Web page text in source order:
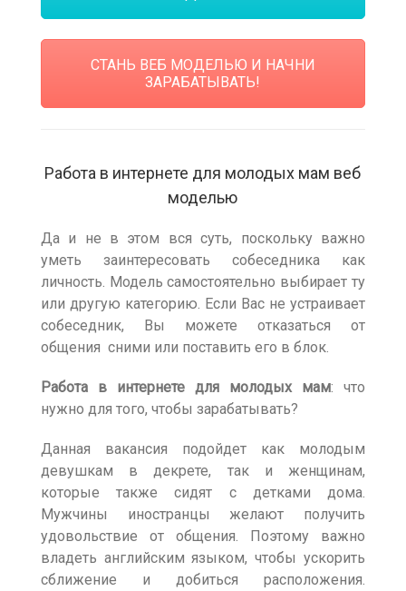
СТАНЬ ВЕБ МОДЕЛЬЮ И НАЧНИ
ЗАРАБАТЫВАТЬ!
Работа в интернете для молодых мам веб
моделью
Да и не в этом вся суть, поскольку важно
уметь заинтересовать собеседника как
личность. Модель самостоятельно выбирает ту
или другую категорию. Если Вас не устраивает
собеседник, Вы можете отказаться от
общения сними или поставить его в блок.
Работа в интернете для молодых мам: что
нужно для того, чтобы зарабатывать?
Данная вакансия подойдет как молодым
девушкам в декрете, так и женщинам,
которые также сидят с детками дома.
Мужчины иностранцы желают получить
удовольствие от общения. Поэтому важно
владеть английским языком, чтобы ускорить
сближение и добиться расположения.